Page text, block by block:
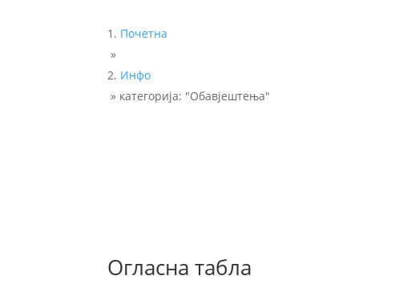
Почетна
»
Инфо
» категорија: "Обавјештења"
Огласна табла